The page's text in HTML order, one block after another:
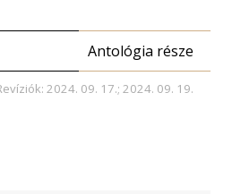
Antológia része
2024. 09. 17.; 2024. 09. 19.